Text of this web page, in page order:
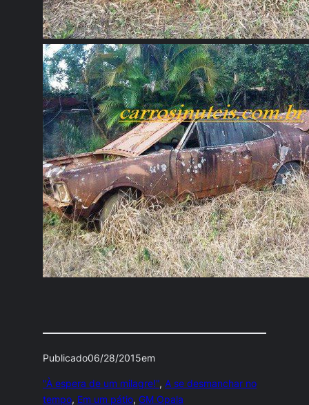
Publicado06/28/2015em
"À espera de um milagre!", A se desmanchar no
tempo, Em um pátio, GM Opala